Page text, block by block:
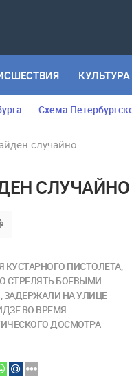
КУЛЬТУРА
Схема
случайно
СЛУЧАЙНО
КУСТАРНОГО ПИСТОЛЕТА,
СТРЕЛЯТЬ БОЕВЫМИ
ЗАДЕРЖАЛИ НА УЛИЦЕ
ВО ВРЕМЯ
ДОСМОТРА